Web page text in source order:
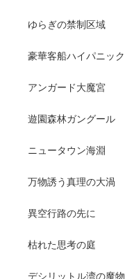
ゆらぎの禁制区域
豪華客船ハイパニック
アンガード大魔宮
遊園森林ガングール
ニュータウン海淵
万物誘う真理の大渦
異空行路の先に
枯れた思考の庭
デシリットル湾の魔物